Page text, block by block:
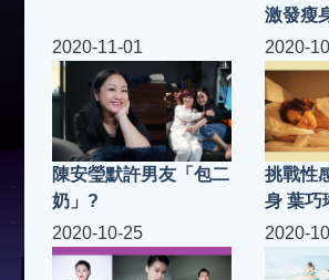
激發瘦
家人過
2020-11-01
陳安瑩默許男友「包二
奶」?
2020-
挑戰性
身 葉巧
人份》
性感演
2020-10-25 2020-